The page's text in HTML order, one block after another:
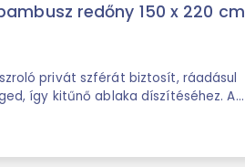
redőny 150 x 220 cm
privát szférát biztosít, ráadásul
így kitűnő ablaka díszítéséhez. A